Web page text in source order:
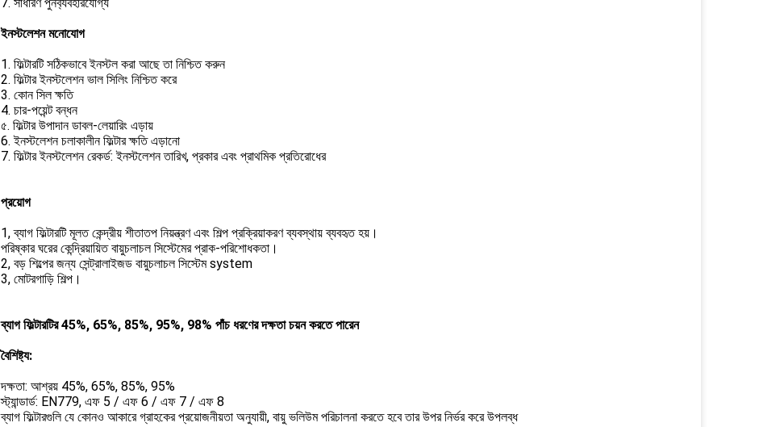
ইনস্টলেশন মনোযোগ
1. ফিল্টারটি সঠিকভাবে ইনস্টল করা আছে তা নিশ্চিত করুন
2. ফিল্টার ইনস্টলেশন ভাল সিলিং নিশ্চিত করে
3. কোন সিল ক্ষতি
4. চার-পয়েন্ট বন্ধন
৫. ফিল্টার উপাদান ডাবল-লেয়ারিং এড়ায়
6. ইনস্টলেশন চলাকালীন ফিল্টার ক্ষতি এড়ানো
7. ফিল্টার ইনস্টলেশন রেকর্ড: ইনস্টলেশন তারিখ, প্রকার এবং প্রাথমিক প্রতিরোধের
প্রয়োগ
1, ব্যাগ ফিল্টারটি মূলত কেন্দ্রীয় শীতাতপ নিয়ন্ত্রণ এবং শিল্প প্রক্রিয়াকরণ ব্যবস্থায় ব্যবহৃত হয়।
পরিষ্কার ঘরের কেন্দ্রিয়ায়িত বায়ুচলাচল সিস্টেমের প্রাক-পরিশোধকতা।
2, বড় শিল্পের জন্য সেন্ট্রালাইজড বায়ুচলাচল সিস্টেম system
3, মোটরগাড়ি শিল্প।
ব্যাগ ফিল্টারটির 45%, 65%, 85%, 95%, 98% পাঁচ ধরণের দক্ষতা চয়ন করতে পারেন
বৈশিষ্ট্য:
দক্ষতা: আশ্রয় 45%, 65%, 85%, 95%
স্ট্যান্ডার্ড: EN779, এফ 5 / এফ 6 / এফ 7 / এফ 8
ব্যাগ ফিল্টারগুলি যে কোনও আকারে গ্রাহকের প্রয়োজনীয়তা অনুযায়ী, বায়ু ভলিউম পরিচালনা করতে হবে তার উপর নির্ভর করে উপলব্ধ